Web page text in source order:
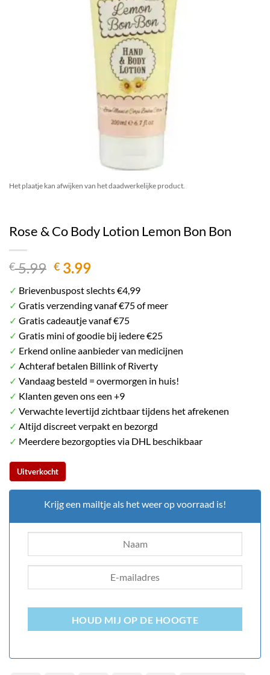
Het plaatje kan afwijken van het daadwerkelijke product.
Rose & Co Body Lotion Lemon Bon Bon
€5.99 Oorspronkelijke
was:
€ 5.99.
€ 3.99Huidige
is:
€ 3.99.
✓ Brievenbuspost slechts €4,99
✓ Gratis verzending vanaf €75 of meer
✓ Gratis cadeautje vanaf €75
✓ Gratis mini of goodie bij iedere €25
✓ Erkend online aanbieder van medicijnen
✓ Achteraf betalen Billink of Riverty
✓ Vandaag besteld = overmorgen in huis!
✓ Klanten geven ons een +9
✓ Verwachte levertijd zichtbaar tijdens het afrekenen
✓ Altijd discreet verpakt en bezorgd
✓ Meerdere bezorgopties via DHL beschikbaar
Uitverkocht
Krijg een mailtje als het weer op voorraad is!
HOUD MIJ OP DE HOOGTE